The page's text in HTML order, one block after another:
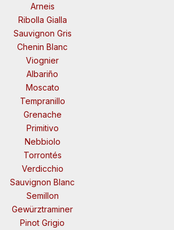
Arneis
Ribolla Gialla
Sauvignon Gris
Chenin Blanc
Viognier
Albariño
Moscato
Tempranillo
Grenache
Primitivo
Nebbiolo
Torrontés
Verdicchio
Sauvignon Blanc
Semillon
Gewürztraminer
Pinot Grigio